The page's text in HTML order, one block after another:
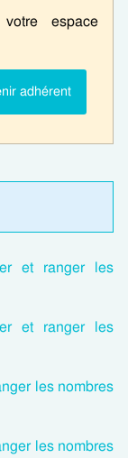
espace
adhérent
et ranger les
et ranger les
les nombres
les nombres